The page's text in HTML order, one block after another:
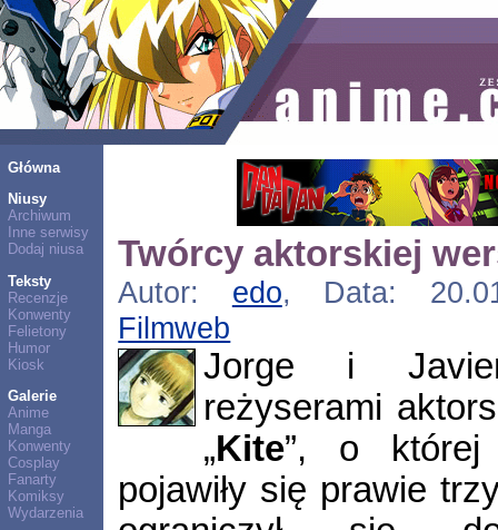
Główna
Niusy
Archiwum
Inne serwisy
Dodaj niusa
Teksty
Recenzje
Konwenty
Felietony
Humor
Kiosk
Galerie
Anime
Manga
Konwenty
Cosplay
Fanarty
Komiksy
Wydarzenia
Twórcy aktorskiej
Autor: edo, Data:
Filmweb
Jorge i
reżyserami
„Kite”, o
pojawiły się prawie